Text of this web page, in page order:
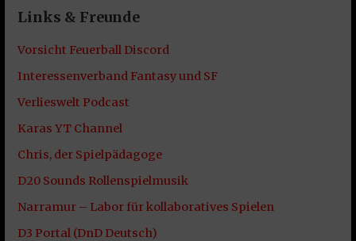
Links & Freunde
Vorsicht Feuerball Discord
Interessenverband Fantasy und SF
Verlieswelt Podcast
Karas YT Channel
Chris, der Spielpädagoge
D20 Sounds Rollenspielmusik
Narramur – Labor für kollaboratives Spielen
D3 Portal (DnD Deutsch)